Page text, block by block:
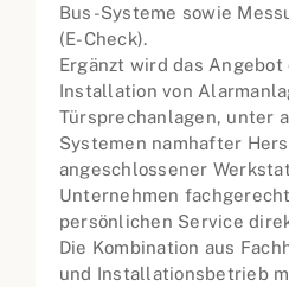
Bus-Systeme sowie
(E-Check).
Ergänzt wird das Angebot
Installation von
Türsprechanlagen, unter
Systemen namhafter
angeschlossener
Unternehmen
persönlichen Service
Die Kombination aus
und Installationsbetrieb